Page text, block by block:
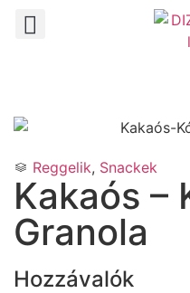
Reggelik, Snackek
Kakaós –
Granola
Hozzávalók